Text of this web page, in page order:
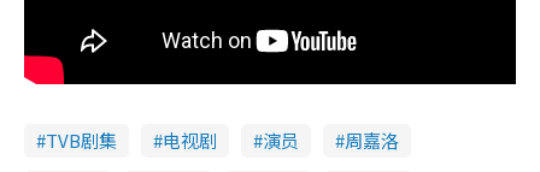
TVB剧集 电视剧 演员
周嘉洛